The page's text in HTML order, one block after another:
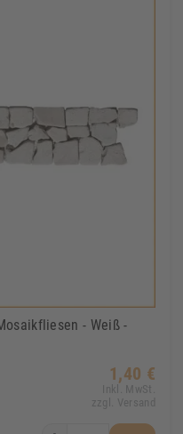
- Weiß -
1,40 €
Inkl. MwSt.
zzgl. Versand